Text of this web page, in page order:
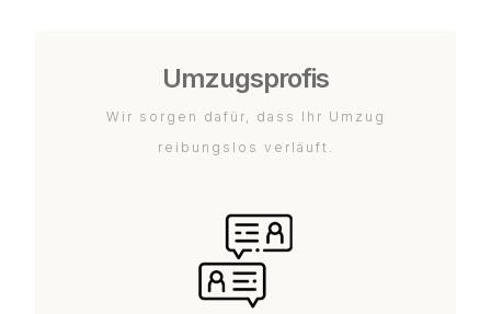
Umzugsprofis
Wir sorgen dafür, dass Ihr Umzug
reibungslos verläuft.